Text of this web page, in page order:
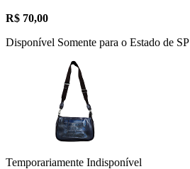
R$ 70,00
Disponível Somente para o Estado de SP
Temporariamente Indisponível